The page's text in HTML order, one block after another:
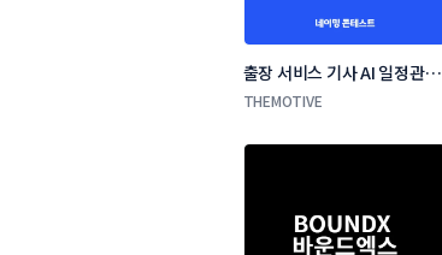
출장 서비스 기사 AI 일정관리
앱 네이밍 콘테스트
THEMOTIVE